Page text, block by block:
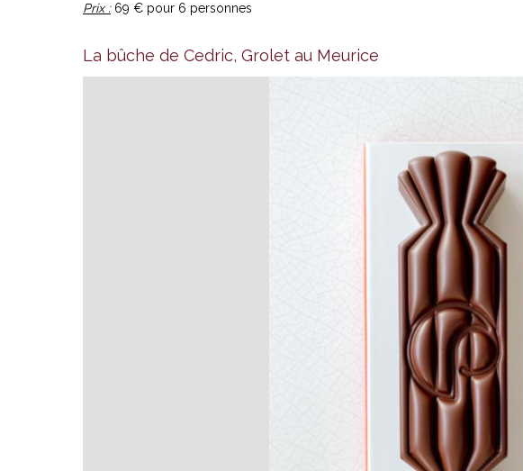
Prix :69 € pour 6 personnes
La bûche de Cedric, Grolet au Meurice